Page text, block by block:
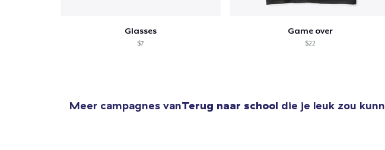
Glasses
$7
Game over
$22
Meer campagnes vanTerug naar school die je leuk zou
Heavy Tee